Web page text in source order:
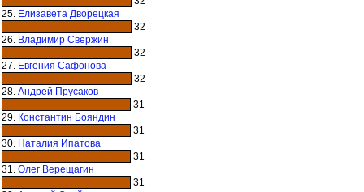
25. Елизавета Дворецкая
32
26. Владимир Свержин
32
27. Евгения Сафонова
32
28. Андрей Прусаков
31
29. Константин Бояндин
31
30. Наталия Ипатова
31
31. Олег Верещагин
31